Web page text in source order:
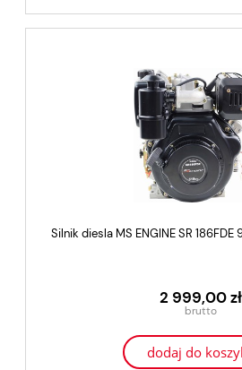
Silnik diesla MS ENGINE SR 186FDE
2 999,00 zł
dodaj do